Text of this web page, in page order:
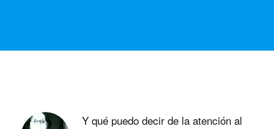
Y qué puedo decir de la atención al